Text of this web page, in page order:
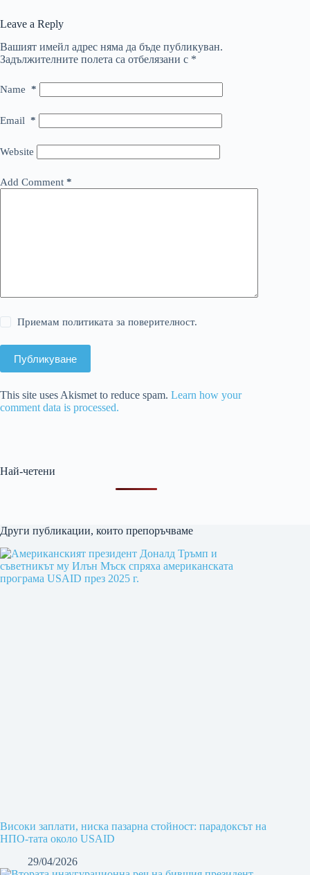
Leave a Reply
Вашият имейл адрес няма да бъде публикуван.
Задължителните полета са отбелязани с *
Name *
Email *
Website
Add Comment *
Приемам политиката за поверителност.
Публикуване
This site uses Akismet to reduce spam. Learn how your
comment data is processed.
Най-четени
Други публикации, които препоръчваме
Високи заплати, ниска пазарна стойност: парадоксът на
НПО-тата около USAID
29/04/2026